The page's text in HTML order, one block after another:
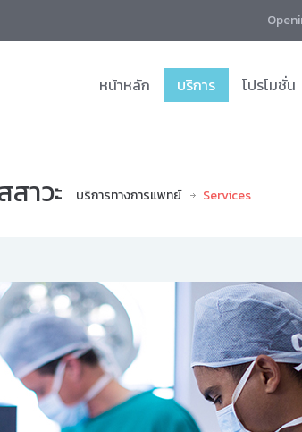
หน้าหลัก บริการ โปรโมชั่น
าวะ บริการทางการแพทย์ Services